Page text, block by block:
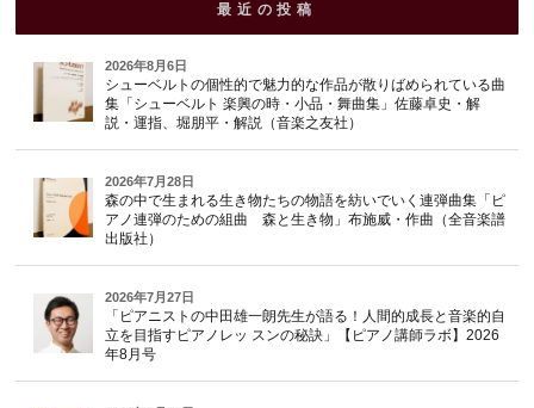
最近の投稿
2026年8月6日
シューベルトの個性的で魅力的な作品が散りばめられている曲
集「シューベルト 楽興の時・小品・舞曲集」佐藤卓史・解
説・運指、堀朋平・解説（音楽之友社）
2026年7月28日
森の中で生まれる生き物たちの物語を紡いでいく連弾曲集「ピ
アノ連弾のための組曲 森と生き物」布施威・作曲（全音楽譜
出版社）
2026年7月27日
「ピアニストの中田雄一朗先生が語る！人間的成長と音楽的自
立を目指すピアノレッ スンの秘訣」【ピアノ講師ラボ】2026
年8月号